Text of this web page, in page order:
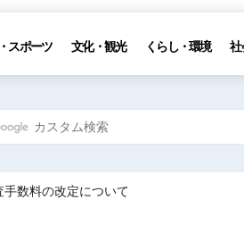
スポーツ 文化・観光 くらし・環境 社
手数料の改定について